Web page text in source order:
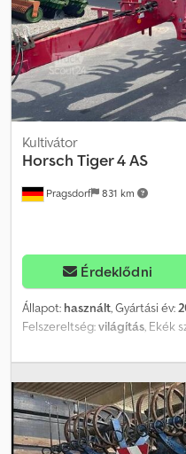
Pragsdorf 831 km
Kultivátor
Horsch Tiger 4 AS
Érdeklődni
Állapot: használt, Gyártási év:
Felszereltség:világítás, Ekék
csukás, kőbiztosítás,
Top Ring Packer, Terra Grip
függesztőkar csatlakozás,
hely: 17094 Pragsdorf Dedozr